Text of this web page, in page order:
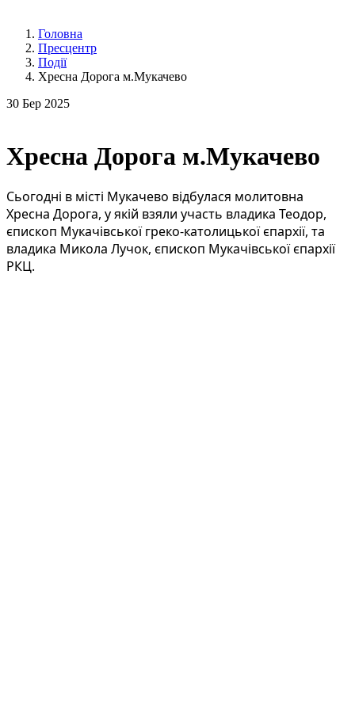
Головна
Пресцентр
Події
Хресна Дорога м.Мукачево
30 Бер 2025
Хресна Дорога м.Мукачево
Сьогодні в місті Мукачево відбулася молитовна
Хресна Дорога, у якій взяли участь владика Теодор,
єпископ Мукачівської греко-католицької єпархії, та
владика Микола Лучок, єпископ Мукачівської єпархії
РКЦ.